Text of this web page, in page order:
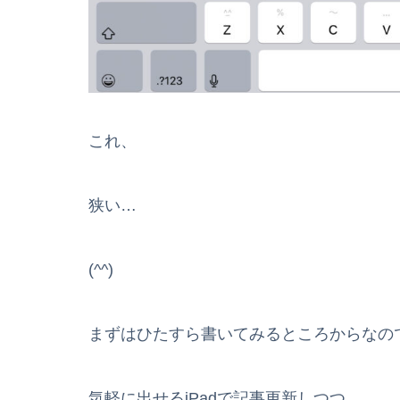
これ、
狭い…
(^^)
まずはひたすら書いてみるところからなの